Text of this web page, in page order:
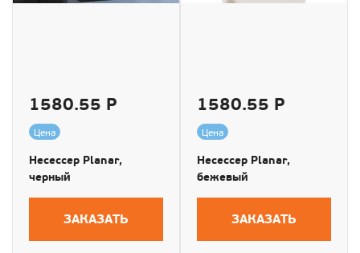
1580.55 Р
Цена
Несессер Planar,
черный
ЗАКАЗАТЬ
1580.55 Р
Цена
Несессер Planar,
бежевый
ЗАКАЗАТЬ